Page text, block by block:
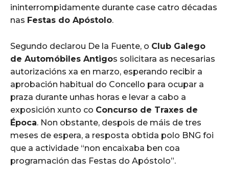
ininterrompidamente durante case catro décadas
nas Festas do Apóstolo.
Segundo declarou De la Fuente, o Club Galego
de Automóbiles Antigos solicitara as necesarias
autorizacións xa en marzo, esperando recibir a
aprobación habitual do Concello para ocupar a
praza durante unhas horas e levar a cabo a
exposición xunto co Concurso de Traxes de
Época. Non obstante, despois de máis de tres
meses de espera, a resposta obtida polo BNG foi
que a actividade “non encaixaba ben coa
programación das Festas do Apóstolo”.